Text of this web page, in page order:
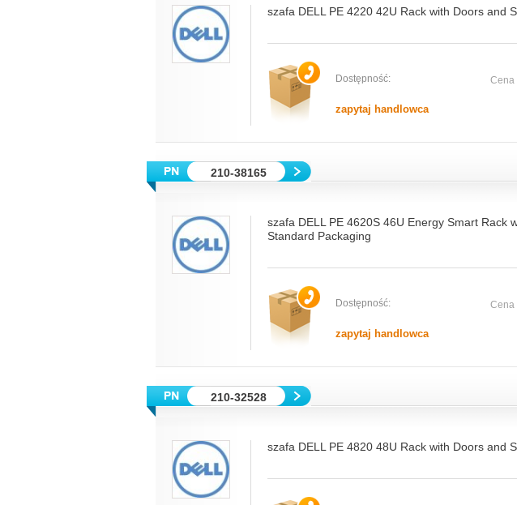
szafa DELL PE 4220 42U Rack with Doors and
Dostępność:
zapytaj handlowca
Cena
210-38165
szafa DELL PE 4620S 46U Energy Smart Rack
Standard Packaging
Dostępność:
zapytaj handlowca
Cena
210-32528
szafa DELL PE 4820 48U Rack with Doors and